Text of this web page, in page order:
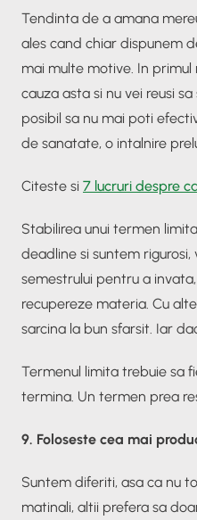
Tendinta de a amana
ales cand chiar dispunem
mai multe motive. In
cauza asta si nu vei reusi
posibil sa nu mai poti
de sanatate, o intalnire
Citeste si 7 lucruri despre
Stabilirea unui termen
deadline si suntem
semestrului pentru a
recupereze materia. Cu
sarcina la bun sfarsit. Iar
Termenul limita trebuie sa
termina. Un termen prea
9. Foloseste cea mai
Suntem diferiti, asa ca nu
matinali, altii prefera sa